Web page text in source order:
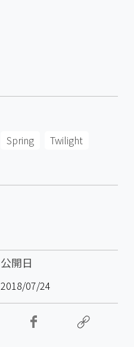
Spring
Twilight
公開日
2018/07/24